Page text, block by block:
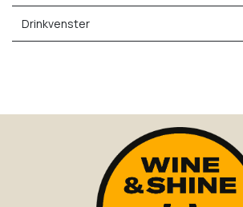
Drinkvenster